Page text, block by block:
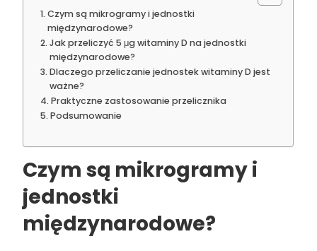
Czym są mikrogramy i jednostki
międzynarodowe?
Jak przeliczyć 5 μg witaminy D na jednostki
międzynarodowe?
Dlaczego przeliczanie jednostek witaminy D jest
ważne?
Praktyczne zastosowanie przelicznika
Podsumowanie
Czym są mikrogramy i
jednostki
międzynarodowe?